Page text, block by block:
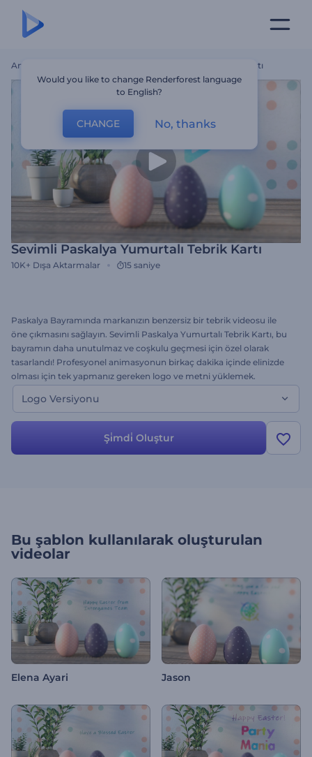
Ana Sayfa Sevimli Paskalya Yumurtalı Tebrik Kartı
Sevimli Paskalya Yumurtalı Tebrik Kartı
10K+ Dışa Aktarmalar 15 saniye
Paskalya Bayramında markanızın benzersiz bir tebrik videosu ile
öne çıkmasını sağlayın. Sevimli Paskalya Yumurtalı Tebrik Kartı, bu
bayramın daha unutulmaz ve coşkulu geçmesi için özel olarak
tasarlandı! Profesyonel animasyonun birkaç dakika içinde elinizde
olması için tek yapmanız gereken logo ve metni yüklemek.
Paskalya Bayramını, yürekleri ısıtan bir animasyonu videosu ile
kutlayın. Celebrate Easter with a heart-warming animated video.
şimdi deneyin ve keyfini çıkarın!
Logo Versiyonu
Şi̇mdi̇ Oluştur
Bu şablon kullanılarak oluşturulan
videolar
Elena Ayari Jason
Would you like to change Renderforest language
to English?
CHANGE No, thanks